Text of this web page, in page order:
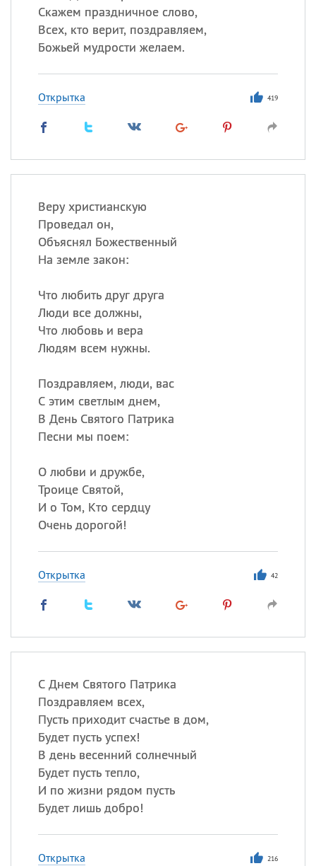
Скажем праздничное слово,
Всех, кто верит, поздравляем,
Божьей мудрости желаем.
Открытка 419
Веру христианскую
Проведал он,
Объяснял Божественный
На земле закон:
Что любить друг друга
Люди все должны,
Что любовь и вера
Людям всем нужны.
Поздравляем, люди, вас
С этим светлым днем,
В День Святого Патрика
Песни мы поем:
О любви и дружбе,
Троице Святой,
И о Том, Кто сердцу
Очень дорогой!
Открытка 42
С Днем Святого Патрика
Поздравляем всех,
Пусть приходит счастье в дом,
Будет пусть успех!
В день весенний солнечный
Будет пусть тепло,
И по жизни рядом пусть
Будет лишь добро!
Открытка 216